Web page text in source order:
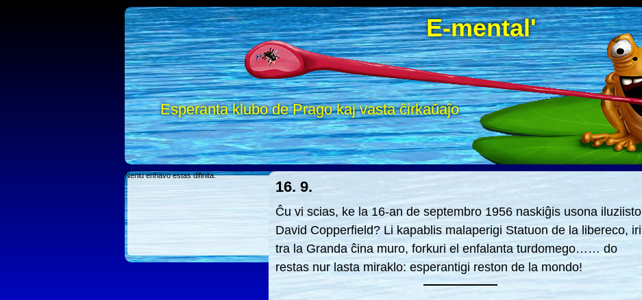
E-mental'
Esperanta klubo de Prago kaj vasta ĉirkaŭaĵo
Neniu enhavo estas difinita.
16. 9.
Ĉu vi scias, ke la 16-an de septembro 1956 naskiĝis usona iluziisto
David Copperfield? Li kapablis malaperigi Statuon de la libereco, iri
tra la Granda ĉina muro, forkuri el enfalanta turdomego…… do
restas nur lasta miraklo: esperantigi reston de la mondo!